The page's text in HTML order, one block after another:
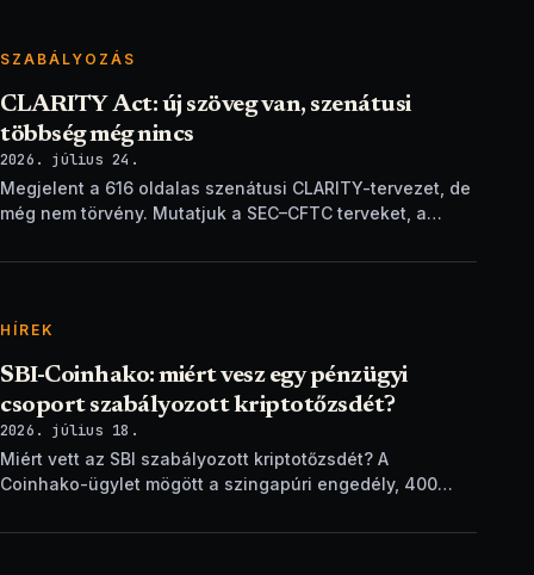
SZABÁLYOZÁS
CLARITY Act: új szöveg van, szenátusi
többség még nincs
2026. július 24.
Megjelent a 616 oldalas szenátusi CLARITY-tervezet, de
még nem törvény. Mutatjuk a SEC–CFTC terveket, a
HÍREK
SBI-Coinhako: miért vesz egy pénzügyi
csoport szabályozott kriptotőzsdét?
2026. július 18.
Miért vett az SBI szabályozott kriptotőzsdét? A
Coinhako-ügylet mögött a szingapúri engedély, 400